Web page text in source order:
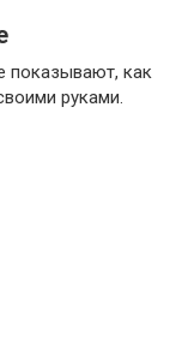
показывают, как
руками.